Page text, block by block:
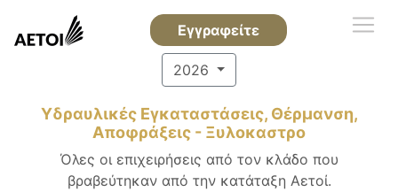
Εγγραφείτε
2026
Υδραυλικές Εγκαταστάσεις, Θέρμανση,
Αποφράξεις - Ξυλοκαστρο
Όλες οι επιχειρήσεις από τον κλάδο που
βραβεύτηκαν από την κατάταξη Αετοί.